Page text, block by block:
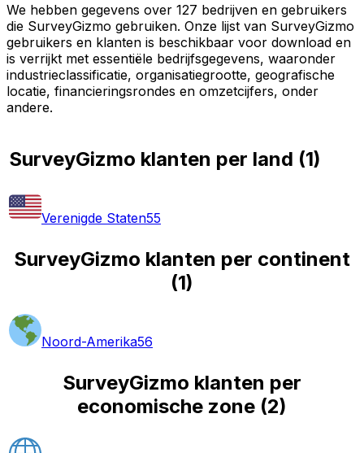
We hebben gegevens over 127 bedrijven en gebruikers
die SurveyGizmo gebruiken. Onze lijst van SurveyGizmo
gebruikers en klanten is beschikbaar voor download en
is verrijkt met essentiële bedrijfsgegevens, waaronder
industrieclassificatie, organisatiegrootte, geografische
locatie, financieringsrondes en omzetcijfers, onder
andere.
SurveyGizmo klanten per land (1)
Verenigde Staten55
SurveyGizmo klanten per continent
(1)
Noord-Amerika56
SurveyGizmo klanten per
economische zone (2)